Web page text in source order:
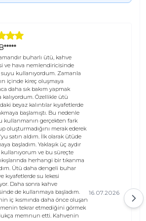
buharlı ütü, kahve
ve hava nemlendiricisinde
kullanıyordum. Zamanla
içinde kireç oluşmaya
daha sık bakım yapmak
kalıyordum. Özellikle ütü
beyaz kalıntılar kıyafetlerde
başlamıştı. Bu nedenle
kullanmanın gerçekten fark
oluşturmadığını merak ederek
satın aldım. İlk olarak ütüde
başladım. Yaklaşık üç aydır
ve bu süreçte
herhangi bir tıkanma
Ütü daha dengeli buhar
kıyafetlerde su lekesi
Daha sonra kahve
de kullanmaya başladım.
iç kısmında daha önce oluşan
tekrar etmediğini görmek
memnun etti. Kahvenin
16.07.2026